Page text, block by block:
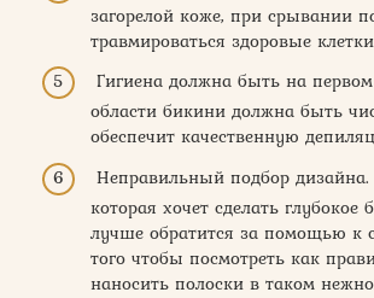
загорелой коже, при срывании
травмироваться здоровые
Гигиена должна быть на
области бикини должна быть
обеспечит качественную
Неправильный подбор
которая хочет сделать глубокое
лучше обратится за помощью к
того чтобы посмотреть как
наносить полоски в таком